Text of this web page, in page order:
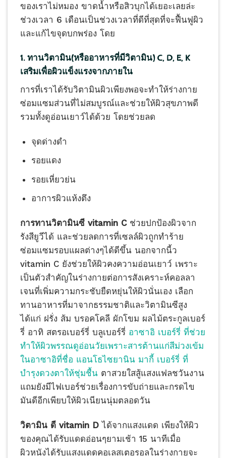
ของเราไม่หมอง ขาดน้ำหรือสิวบุกได้เยอะเลยล่ะ
ช่วงเวลา 6 เดือนเป็นช่วงเวลาที่ดีที่สุดที่จะฟื้นฟูผิว
และแก้ไขจุดบกพร่อง โดย
1. ทานวิตามิน(หรืออาหารที่มีวิตามิน) C, D, E, K
เสริมเพื่อผิวแข็งแรงจากภายใน
การที่เราได้รับวิตามินผิวเพียงพอจะทำให้ร่างกาย
ซ่อมแซมส่วนที่ไม่สมบูรณ์และช่วยให้ผิวสุขภาพดี
รวมทั้งดูอ่อนเยาว์ได้ด้วย โดยช่วยลด
จุดด่างดำ
รอยแดง
รอยเหี่ยวย่น
อาการผิวแห้งตึง
การทานวิตามินซี vitamin Cช่วยปกป้องผิวจาก
รังสียูวีได้ และช่วยลดการที่เซลล์ผิวถูกทำร้าย
ซ่อมแซมรอบแผลต่างๆได้ดีขึ้น นอกจากนี้ว
vitamin C ยังช่วยให้ผิวคงความอ่อนเยาว์ เพราะ
เป็นตัวสำคัญในร่างกายต่อการสังเคราะห์คอลลา
เจนที่เพิ่มความกระชับยืดหยุ่นให้ผิวนั่นเอง เลือก
ทานอาหารที่มาจากธรรมชาติและวิตามินซีสูง
ได้แก่ ฝรั่ง ส้ม บรอคโคลี ผักโขม ผลไม้ตระกูลเบอร์
รี่ อาทิ สตรอเบอร์รี่ บลูเบอร์รี่ อาซาอิ เบอร์รี่ ที่ช่วย
ทำให้ผิวพรรณดูอ่อนวัยเพราะสารต้านแก่สีม่วงเข้ม
ในอาซาอิที่ชื่อ แอนโธไซยานิน มากี้ เบอร์รี่ ที่
บำรุงดวงตาให้ชุ่มชื้น ตาสวยใสสู้แสงแฟลชวันงาน
แถมยังมีไฟเบอร์ช่วยเรื่องการขับถ่ายและกรดไข
มันดีอีกเพียบให้ผิวเนียนนุ่มตลอดวัน
วิตามิน ดี vitamin Dได้จากแสงแดด เพียงให้ผิว
ของคุณได้รับแดดอ่อนๆยามเช้า 15 นาทีเมื่อ
ผิวหนังได้รับแสงแดดคอเลสเตอรอลในร่างกายจะ